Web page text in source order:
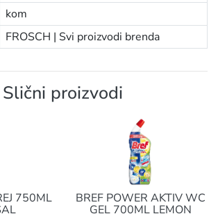
kom
FROSCH | Svi proizvodi brenda
Slični proizvodi
750ML BREF POWER AKTIV WC
GEL 700ML LEMON